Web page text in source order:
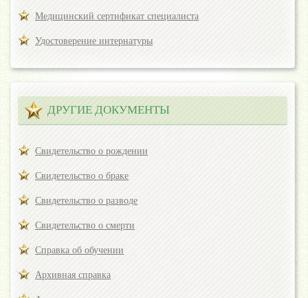
Медицинский сертификат специалиста
Удостоверение интернатуры
ДРУГИЕ ДОКУМЕНТЫ
Свидетельство о рождении
Свидетельство о браке
Свидетельство о разводе
Свидетельство о смерти
Справка об обучении
Архивная справка